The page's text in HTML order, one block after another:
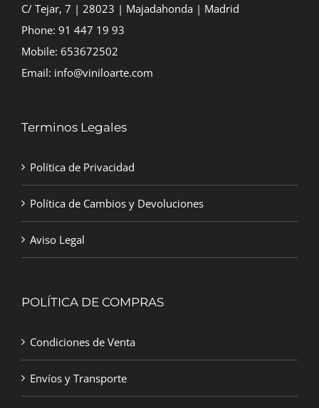
C/ Tejar, 7 | 28023 | Majadahonda | Madrid
Phone: 91 447 19 93
Mobile: 653672502
Email: info@viniloarte.com
Terminos Legales
Política de Privacidad
Política de Cambios y Devoluciones
Aviso Legal
POLÍTICA DE COMPRAS
Condiciones de Venta
Envíos y Transporte